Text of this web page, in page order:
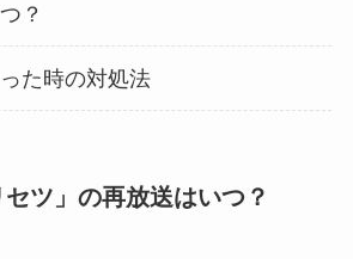
？
た時の対処法
セツ」の再放送はいつ？